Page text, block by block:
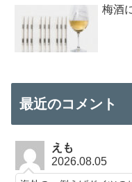
梅酒
最近のコメント
えも
2026.08.05